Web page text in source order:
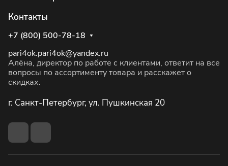
Контакты
+7 (800) 500-78-18
pari4ok.pari4ok@yandex.ru
Алёна, директор по работе с клиентами, ответит на все
вопросы по ассортименту товара и расскажет о
скидках.
г. Санкт-Петербург, ул. Пушкинская 20